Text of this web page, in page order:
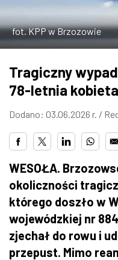
ZDJĘCIA
W RZESZOWIE
fot. KPP w Brzozowie
Tragiczny
78-letnia kobieta
Dodano: 03.06.2026 r. /
WESOŁA.
okoliczności
którego doszło w
wojewódzkiej nr
zjechał do rowu i
przepust. Mimo